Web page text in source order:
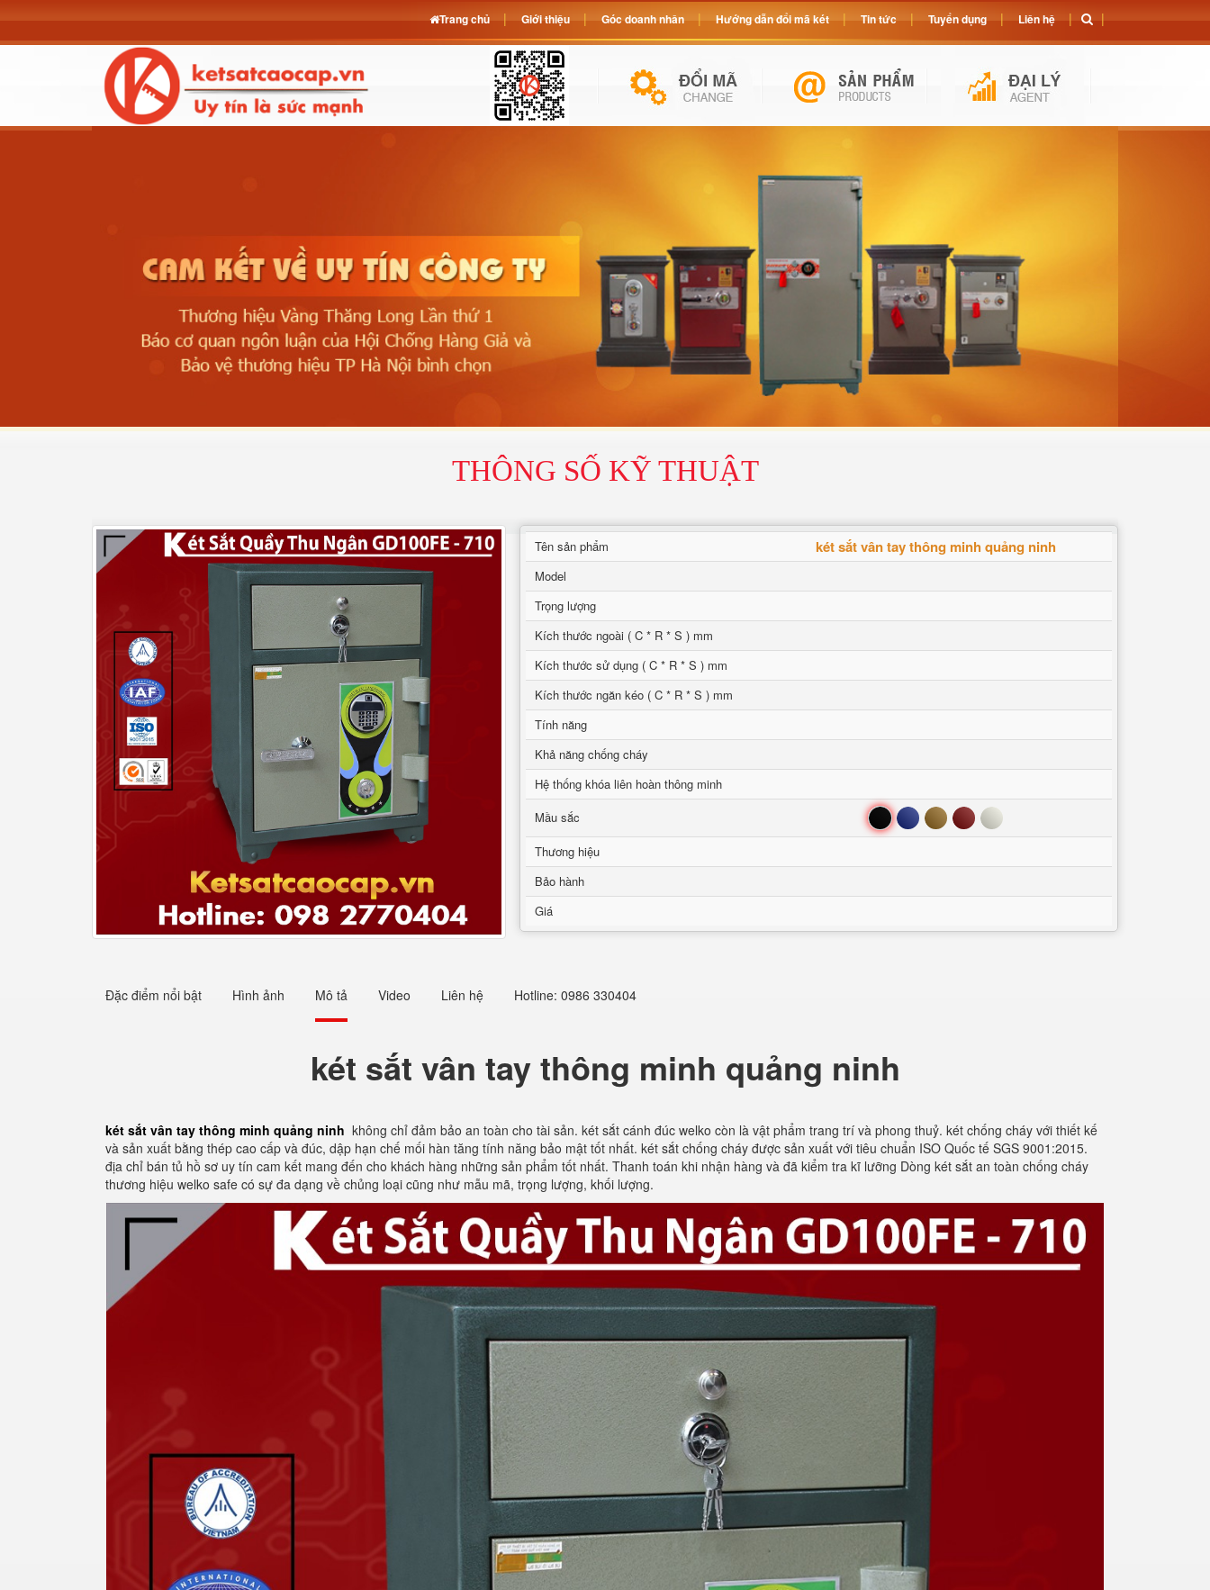
THÔNG SỐ KỸ THUẬT
Tên sản phẩm két sắt vân tay thông minh quảng ninh
Model
Trọng lượng
Kích thước ngoài ( C * R * S ) mm
Kích thước sử dụng ( C * R * S ) mm
Kích thước ngăn kéo ( C * R * S ) mm
Tính năng
Khả năng chống cháy
Hệ thống khóa liên hoàn thông minh
Mầu sắc
Đen Xanh Nâu Đỏ Trắng
Thương hiệu
Bảo hành
Giá
Đặc điểm nổi bật Hình ảnh Mô tả Video Liên hệ Hotline: 0986 330404
két sắt vân tay thông minh quảng ninh
két sắt vân tay thông minh quảng ninh không chỉ đảm bảo an toàn cho tài sản. két sắt cánh đúc welko còn là vật phẩm trang trí và phong thuỷ. két chống cháy với thiết kế
và sản xuất bằng thép cao cấp và đúc, dập hạn chế mối hàn tăng tính năng bảo mật tốt nhất. két sắt chống cháy được sản xuất với tiêu chuẩn ISO Quốc tế SGS 9001:2015.
địa chỉ bán tủ hồ sơ uy tín cam kết mang đến cho khách hàng những sản phẩm tốt nhất. Thanh toán khi nhận hàng và đã kiểm tra kĩ lưỡng Dòng két sắt an toàn chống cháy
thương hiệu welko safe có sự đa dạng về chủng loại cũng như mẫu mã, trọng lượng, khối lượng.
Trang chủ Giới thiệu Góc doanh nhân Hướng dẫn đổi mã két Tin tức Tuyển dụng Liên hệ